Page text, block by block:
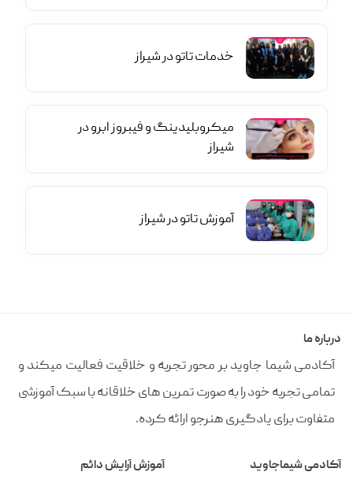
خدمات تاتو در شیراز
میکروبلیدینگ و فیبروز ابرو در
شیراز
آموزش تاتو در شیراز
درباره ما
آکادمی شیما جاوید بر محور تجربه و خلاقیت فعالیت میکند و
تمامی تجربه خود را به صورت تمرین های خلاقانه با سبک آموزشی
متفاوت برای یادگیری هنرجو ارائه کرده.
آکادمی شیماجاوید آموزش آرایش دائم